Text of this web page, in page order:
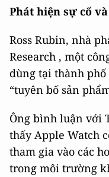
Phát hiện sự cố
Ross Rubin, nhà
Research , một
dùng tại thành
“tuyên bố sản
Ông bình luận với
thấy Apple Watch
tham gia vào các
trong môi trường